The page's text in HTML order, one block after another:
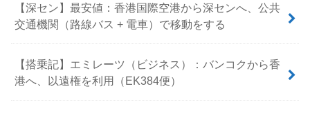
【深セン】最安値：香港国際空港から深センへ、公共
交通機関（路線バス + 電車）で移動をする
【搭乗記】エミレーツ（ビジネス）：バンコクから香
港へ、以遠権を利用（EK384便）